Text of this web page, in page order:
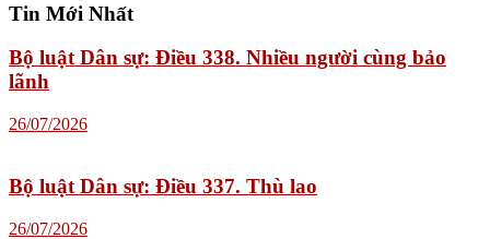
Tin Mới Nhất
Bộ luật Dân sự: Điều 338. Nhiều người cùng bảo
lãnh
26/07/2026
Bộ luật Dân sự: Điều 337. Thù lao
26/07/2026